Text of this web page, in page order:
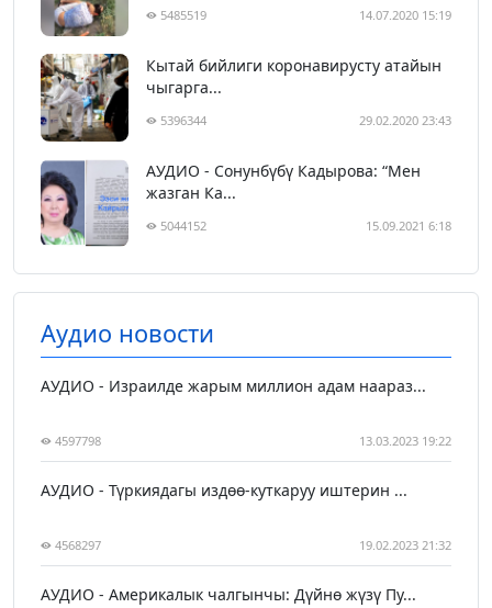
5485519 14.07.2020 15:19
Кытай бийлиги коронавирусту атайын
чыгарга...
5396344 29.02.2020 23:43
АУДИО - Сонунбүбү Кадырова: “Мен
жазган Ка...
5044152 15.09.2021 6:18
Аудио новости
АУДИО - Израилде жарым миллион адам наараз...
4597798 13.03.2023 19:22
АУДИО - Түркиядагы издөө-куткаруу иштерин ...
4568297 19.02.2023 21:32
АУДИО - Америкалык чалгынчы: Дүйнө жүзү Пу...